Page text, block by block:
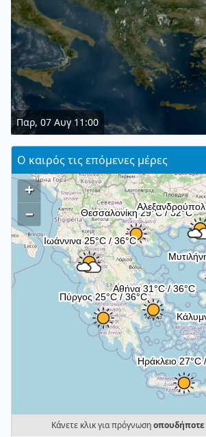
Παρ, 07 Αυγ 11:00
Ο καιρός τις επόμενες μέρες
+
–
Κάνετε κλικ για πρόγνωση